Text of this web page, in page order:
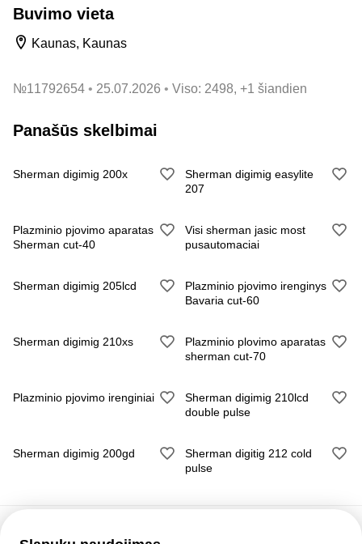
GALITE ISIGYTI CHAMELEONA SKYDELI TINKANTI
GARANTINIS POGARANTINIS SERVISAS.
AČIU.
Buvimo vieta
Kaunas, Kaunas
№11792654 25.07.2026 Viso: 2498, +1 šiandien
Panašūs skelbimai
Sherman digimig 200x
Sherman digimig easylite
207
Plazminio pjovimo aparatas
Sherman cut-40
Visi sherman jasic most
pusautomaciai
Sherman digimig 205lcd
Plazminio pjovimo irenginys
Bavaria cut-60
Sherman digimig 210xs
Plazminio plovimo aparatas
sherman cut-70
Plazminio pjovimo irenginiai
Sherman digimig 210lcd
double pulse
Sherman digimig 200gd
Sherman digitig 212 cold
pulse